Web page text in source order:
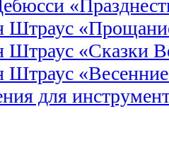
Штраус
Штраус «Сказки
Штраус «Весенние
для